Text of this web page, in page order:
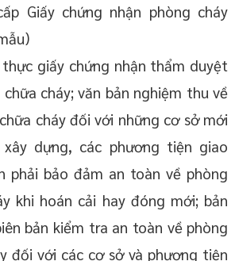
Giấy chứng nhận phòng cháy
giấy chứng nhận thẩm duyệt
cháy; văn bản nghiệm thu về
cháy đối với những cơ sở mới
dựng, các phương tiện giao
phải bảo đảm an toàn về phòng
khi hoán cải hay đóng mới; bản
bản kiểm tra an toàn về phòng
đối với các cơ sở và phương tiện